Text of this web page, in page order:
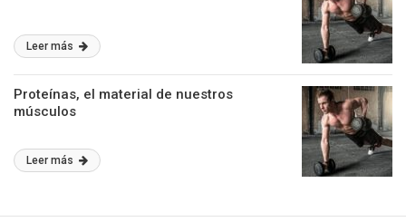
Leer más
Proteínas, el material de nuestros
músculos
Leer más